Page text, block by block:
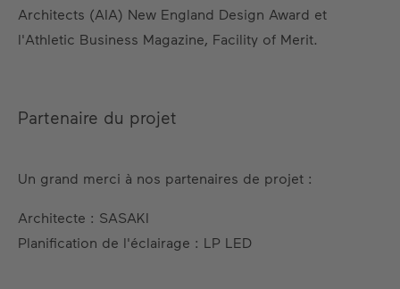
Architects (AIA) New England Design Award et
l'Athletic Business Magazine, Facility of Merit.
Partenaire du projet
Un grand merci à nos partenaires de projet :
Architecte : SASAKI
Planification de l'éclairage : LP LED